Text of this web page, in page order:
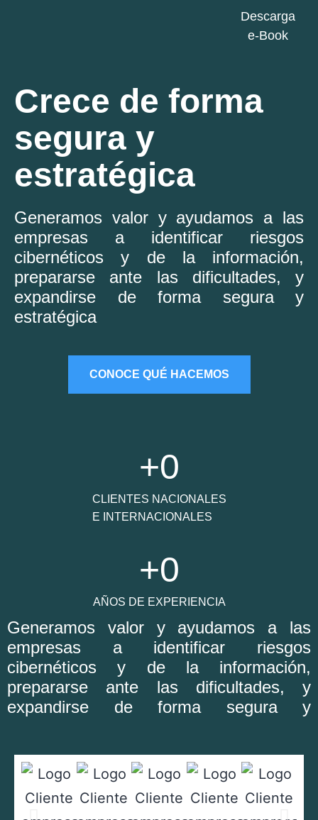
Descarga
e-Book
Crece de forma
segura y
estratégica
Generamos valor y ayudamos a las
empresas a identificar riesgos
cibernéticos y de la información,
prepararse ante las dificultades, y
expandirse de forma segura y
estratégica
CONOCE QUÉ HACEMOS
CLIENTES NACIONALES
E INTERNACIONALES
+0
AÑOS DE EXPERIENCIA
+0
Generamos valor y ayudamos a las
empresas a identificar riesgos
cibernéticos y de la información,
prepararse ante las dificultades, y
expandirse de forma segura y